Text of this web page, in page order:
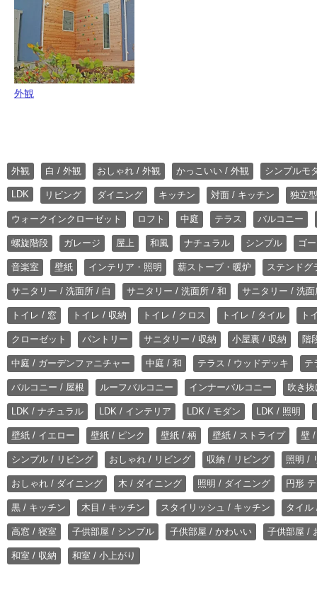
外観
外観 白 / 外観 おしゃれ / 外観 かっこいい / 外観 シンプルモ
LDK リビング ダイニング キッチン 対面 / キッチン 独立
ウォークインクローゼット ロフト 中庭 テラス バルコニー
螺旋階段 ガレージ 屋上 和風 ナチュラル シンプル ゴ
音楽室 壁紙 インテリア・照明 薪ストーブ・暖炉 ステンドグ
サニタリー / 洗面所 / 白 サニタリー / 洗面所 / 和 サニタリー / 洗
トイレ / 窓 トイレ / 収納 トイレ / クロス トイレ / タイル ト
クローゼット パントリー サニタリー / 収納 小屋裏 / 収納 階
中庭 / ガーデンファニチャー 中庭 / 和 テラス / ウッドデッキ テ
バルコニー / 屋根 ルーフバルコニー インナーバルコニー 吹き
LDK / ナチュラル LDK / インテリア LDK / モダン LDK / 照明
壁紙 / イエロー 壁紙 / ピンク 壁紙 / 柄 壁紙 / ストライプ 壁
シンプル / リビング おしゃれ / リビング 収納 / リビング 照明 /
おしゃれ / ダイニング 木 / ダイニング 照明 / ダイニング 円形
黒 / キッチン 木目 / キッチン スタイリッシュ / キッチン タイル
高窓 / 寝室 子供部屋 / シンプル 子供部屋 / かわいい 子供部屋 /
和室 / 収納 和室 / 小上がり